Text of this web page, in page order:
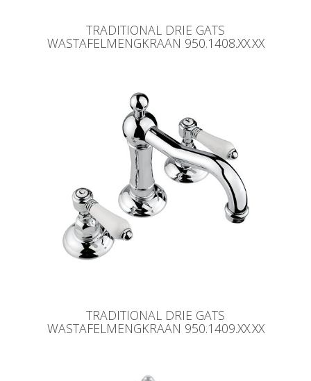
TRADITIONAL DRIE GATS
WASTAFELMENGKRAAN 950.1408.XX.XX
TRADITIONAL DRIE GATS
WASTAFELMENGKRAAN 950.1409.XX.XX